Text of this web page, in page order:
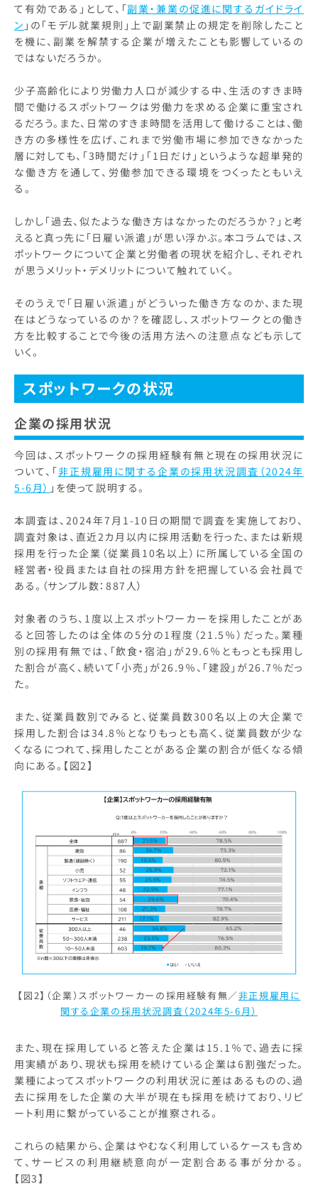
て有効である」として、「副業・兼業の促進に関するガイドライ
ン 」の「モデル就業規則」上で副業禁止の規定を削除したこと
を機に、副業を解禁する企業が増えたことも影響しているの
ではないだろうか。
少子高齢化により労働力人口が減少する中、生活のすきま時
間で働けるスポットワークは労働力を求める企業に重宝され
るだろう。また、日常のすきま時間を活用して働けることは、働
き方の多様性を広げ、これまで労働市場に参加できなかった
層に対しても、「3時間だけ」「1日だけ」というような超単発的
な働き方を通して、労働参加できる環境をつくったともいえ
る。
しかし「過去、似たような働き方はなかったのだろうか？」と考
えると真っ先に「日雇い派遣」が思い浮かぶ。本コラムでは、ス
ポットワークについて企業と労働者の現状を紹介し、それぞれ
が思うメリット・デメリットについて触れていく。
そのうえで「日雇い派遣」がどういった働き方なのか、また現
在はどうなっているのか？を確認し、スポットワークとの働き
方を比較することで今後の活用方法への注意点なども示して
いく。
スポットワークの状況
企業の採用状況
今回は、スポットワークの採用経験有無と現在の採用状況に
ついて、「非正規雇用に関する企業の採用状況調査（2024年
5-6月） 」を使って説明する。
本調査は、2024年7月1-10日の期間で調査を実施しており、
調査対象は、直近2カ月以内に採用活動を行った、または新規
採用を行った企業（従業員10名以上）に所属している全国の
経営者・役員または自社の採用方針を把握している会社員で
ある。（サンプル数：887人）
対象者のうち、1度以上スポットワーカーを採用したことがあ
ると回答したのは全体の5分の1程度（21.5％）だった。業種
別の採用有無では、「飲食・宿泊」が29.6％ともっとも採用し
た割合が高く、続いて「小売」が26.9％、「建設」が26.7％だっ
た。
また、従業員数別でみると、従業員数300名以上の大企業で
採用した割合は34.8％となりもっとも高く、従業員数が少な
くなるにつれて、採用したことがある企業の割合が低くなる傾
向にある。【図2】
【図2】（企業）スポットワーカーの採用経験有無／非正規雇用に
関する企業の採用状況調査（2024年5-6月）
また、現在採用していると答えた企業は15.1％で、過去に採
用実績があり、現状も採用を続けている企業は6割強だった。
業種によってスポットワークの利用状況に差はあるものの、過
去に採用をした企業の大半が現在も採用を続けており、リピ
ート利用に繋がっていることが推察される。
これらの結果から、企業はやむなく利用しているケースも含め
て、サービスの利用継続意向が一定割合ある事が分かる。
【図3】